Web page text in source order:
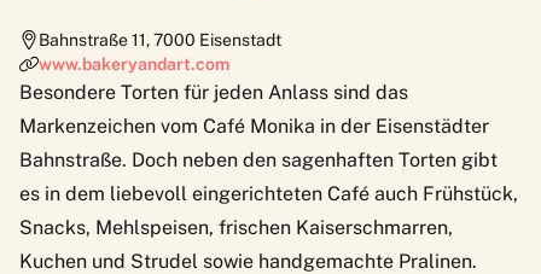
Bahnstraße 11,7000 Eisenstadt
www.bakeryandart.com
Besondere Torten für jeden Anlass sind das
Markenzeichen vom Café Monika in der Eisenstädter
Bahnstraße. Doch neben den sagenhaften Torten gibt
es in dem liebevoll eingerichteten Café auch Frühstück,
Snacks, Mehlspeisen, frischen Kaiserschmarren,
Kuchen und Strudel sowie handgemachte Pralinen.